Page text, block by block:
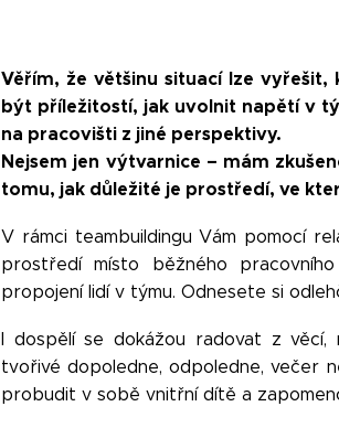
Věřím, že většinu situací lze
být příležitostí, jak uvolnit napětí v
na pracovišti z jiné perspektivy.
Nejsem jen výtvarnice – mám
tomu, jak důležité je prostředí, ve
V rámci teambuildingu Vám pomocí
prostředí místo běžného
propojení lidí v týmu. Odnesete si
I dospělí se dokážou radovat z
tvořivé dopoledne, odpoledne, večer
probudit v sobě vnitřní dítě a